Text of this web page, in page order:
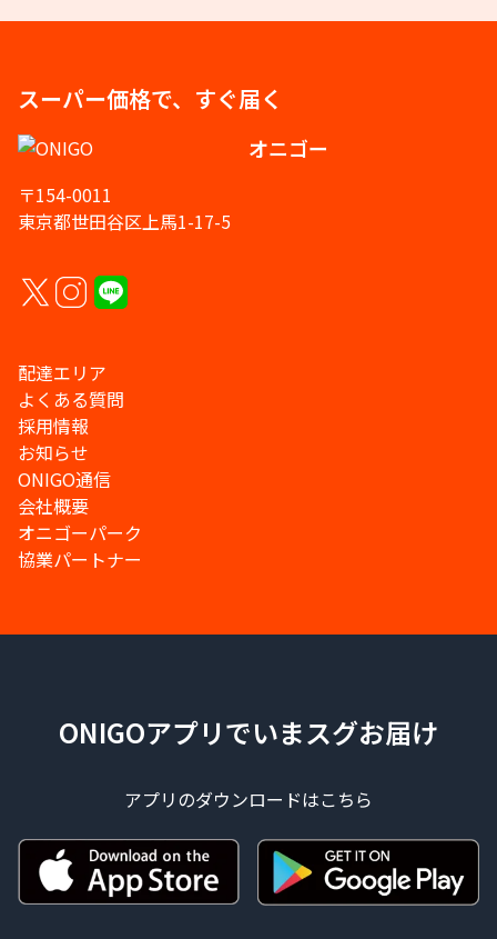
スーパー価格で、すぐ届く
オニゴー
〒154-0011
東京都世田谷区上馬1-17-5
配達エリア
よくある質問
採用情報
お知らせ
ONIGO通信
会社概要
オニゴーパーク
協業パートナー
ONIGOアプリでいまスグお届け
アプリのダウンロードはこちら